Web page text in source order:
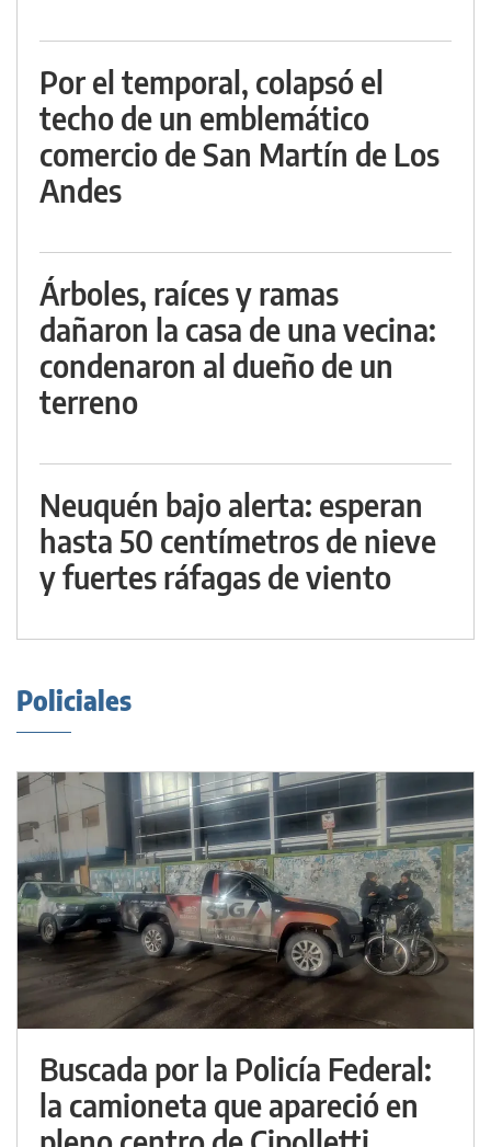
Por el temporal, colapsó el
techo de un emblemático
comercio de San Martín de Los
Andes
Árboles, raíces y ramas
dañaron la casa de una vecina:
condenaron al dueño de un
terreno
Neuquén bajo alerta: esperan
hasta 50 centímetros de nieve
y fuertes ráfagas de viento
Policiales
Buscada por la Policía Federal:
la camioneta que apareció en